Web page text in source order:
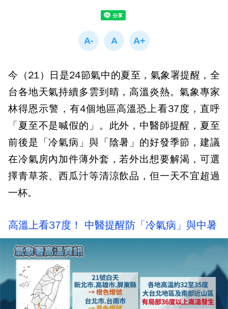
今（21）日是24節氣中的夏至，氣象署提醒，全
台各地天氣持續多雲到晴，高溫炎熱。氣象專家
林得恩示警，有4個地區高溫恐上看37度，直呼
「夏至不是喊假的」。此外，中醫師提醒，夏至
前後是「冷氣病」與「陰暑」的好發季節，建議
在冷氣房內加件薄外套，若外出想要解渴，可選
擇青草茶、西瓜汁等清涼飲品，但一天不宜超過
一杯。
高溫上看37度！ 中醫提醒防「冷氣病」與中暑